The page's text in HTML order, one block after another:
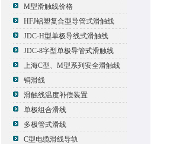
M型滑触线价格
HFJ铝塑复合型导管式滑触线
JDC-H型单极导线式滑触线
JDC-8字型单极导管式滑触线
上海C型、M型系列安全滑触线
铜滑线
滑触线温度补偿装置
单极组合滑线
多极管式滑线
C型电缆滑线导轨